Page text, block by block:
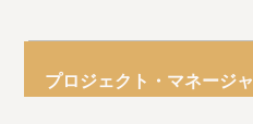
プロジェクト・マネージャ